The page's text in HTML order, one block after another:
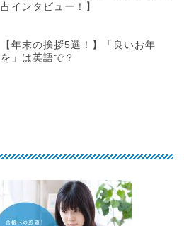
占インタビュー！】
【年末の挨拶5選！】「良いお年
を」は英語で？